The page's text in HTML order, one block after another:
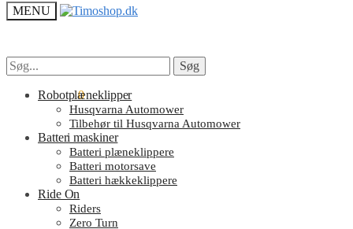
MENU
Søg
efter:
Søg
kr.0.00 0
Søg
efter:
Søg
Robotplæneklipper
Husqvarna Automower
Tilbehør til Husqvarna Automower
Batteri maskiner
Batteri plæneklippere
Batteri motorsave
Batteri hækkeklippere
Ride On
Riders
Zero Turn